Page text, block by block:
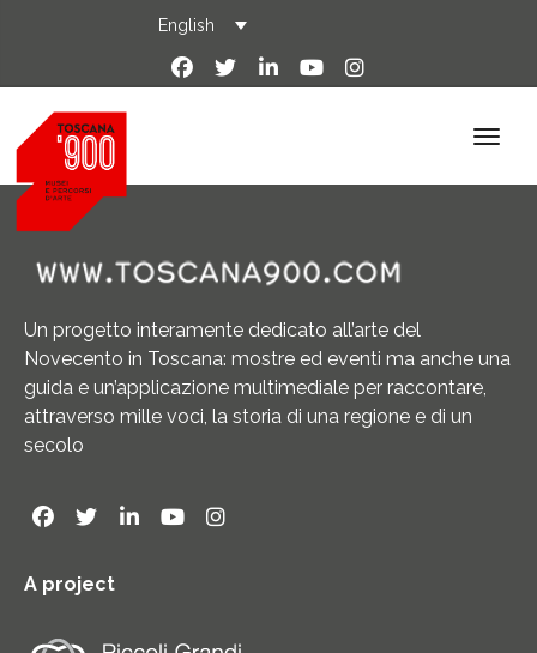
English
Un progetto interamente dedicato all’arte del
Novecento in Toscana: mostre ed eventi ma anche una
guida e un’applicazione multimediale per raccontare,
attraverso mille voci, la storia di una regione e di un
secolo
A project